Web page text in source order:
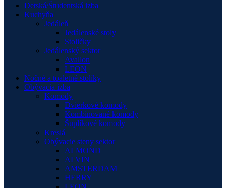
Detská/Študentská izba
Kuchyňa
Jedáleň
Jedálenské stoly
Stoličky
Jedálenský sektor
Avallon
LEON
Nočné a toaletné stolíky
Obývacia izba
Komody
Dvierkové komody
Kombinované komody
Šuplíkové komody
Kreslá
Obývacie steny sektor
ALMOND
ALVIN
AMSTERDAM
HERRY